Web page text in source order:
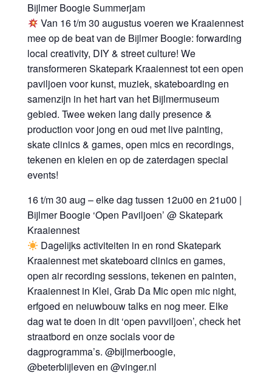
Bijlmer Boogie Summerjam
Van 16 t/m 30 augustus voeren we Kraaiennest
mee op de beat van de Bijlmer Boogie: forwarding
local creativity, DIY & street culture! We
transformeren Skatepark Kraaiennest tot een open
paviljoen voor kunst, muziek, skateboarding en
samenzijn in het hart van het Bijlmermuseum
gebied. Twee weken lang daily presence &
production voor jong en oud met live painting,
skate clinics & games, open mics en recordings,
tekenen en kleien en op de zaterdagen special
events!
16 t/m 30 aug – elke dag tussen 12u00 en 21u00 |
Bijlmer Boogie ‘Open Paviljoen’ @ Skatepark
Kraaiennest
Dagelijks activiteiten in en rond Skatepark
Kraaiennest met skateboard clinics en games,
open air recording sessions, tekenen en painten,
Kraaiennest in Klei, Grab Da Mic open mic night,
erfgoed en neiuwbouw talks en nog meer. Elke
dag wat te doen in dit ‘open pavviljoen’, check het
straatbord en onze socials voor de
dagprogramma’s. @bijlmerboogie,
@beterblijleven en @vinger.nl